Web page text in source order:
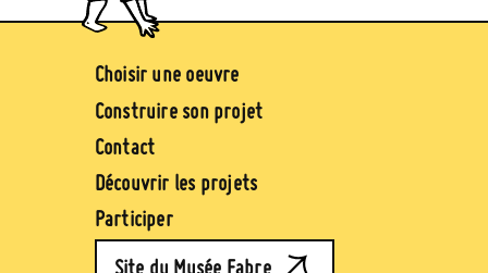
Pied de page (jaune)
Choisir une oeuvre
Construire son projet
Contact
Découvrir les projets
Participer